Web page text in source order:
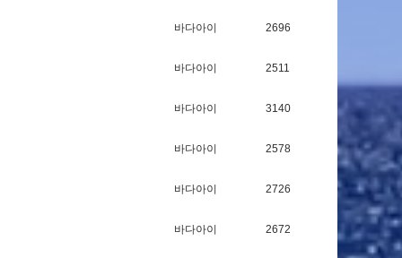
바다아이 2696
바다아이 2511
바다아이 3140
바다아이 2578
바다아이 2726
바다아이 2672